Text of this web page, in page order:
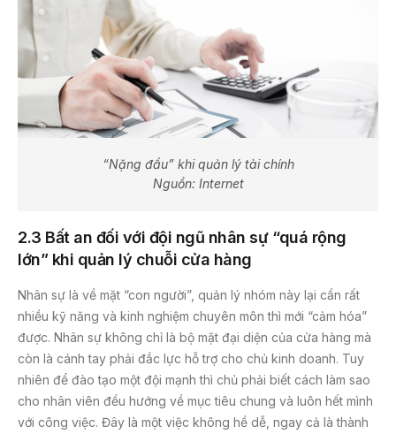
“Nặng đầu” khi quản lý tài chính
Nguồn: Internet
2.3 Bất an đối với đội ngũ nhân sự “quá rộng
lớn”khi quản lý chuỗi cửa hàng
Nhân sự là về mặt “con người”, quản lý nhóm này lại cần rất
nhiều kỹ năng và kinh nghiệm chuyên môn thì mới “cảm hóa”
được. Nhân sự không chỉ là bộ mặt đại diện của cửa hàng mà
còn là cánh tay phải đắc lực hỗ trợ cho chủ kinh doanh. Tuy
nhiên để đào tạo một đội mạnh thì chủ phải biết cách làm sao
cho nhân viên đều hướng về mục tiêu chung và luôn hết mình
với công việc. Đây là một việc không hề dễ, ngay cả là thành